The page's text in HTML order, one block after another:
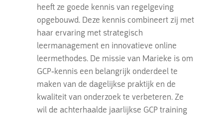
heeft ze goede kennis van regelgeving
opgebouwd. Deze kennis combineert zij met
haar ervaring met strategisch
leermanagement en innovatieve online
leermethodes. De missie van Marieke is om
GCP-kennis een belangrijk onderdeel te
maken van de dagelijkse praktijk en de
kwaliteit van onderzoek te verbeteren. Ze
wil de achterhaalde jaarlijkse GCP training